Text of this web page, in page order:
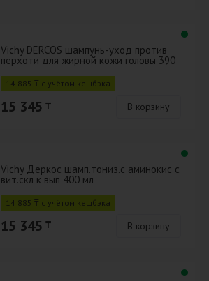
Vichy DERCOS шампунь-уход против
перхоти для жирной кожи головы 390
14 885 ₸ с учётом кешбэка
15 345 ₸ В корзину
Vichy Деркос шамп.тониз.с аминокис с
вит.скл к вып 400 мл
14 885 ₸ с учётом кешбэка
15 345 ₸ В корзину